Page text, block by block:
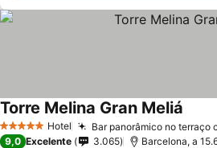
5 Estrelas Hotel Bar panorâmico no terraço
Torre Melina Gran Meliá
9,0 Excelente 3.065 Barcelona, a